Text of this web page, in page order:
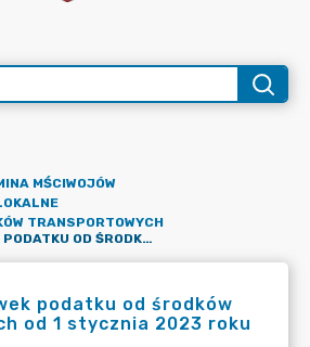
MŚCIWOJÓW
TRANSPORTOWYCH
WYSOKOŚĆ STAWEK PODATKU OD ŚRODKÓW TRANSPORTOWYCH OD 1 STYCZNIA 2023 ROKU
podatku od środków
od 1 stycznia 2023 roku